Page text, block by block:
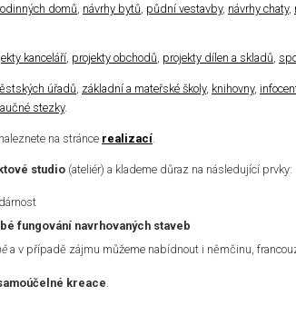
domů návrhy bytů půdní vestavby, návrhy chaty,
kanceláří, projekty obchodů, projekty dílen a skladů,
úřadů, základní a mateřské školy, knihovny,
stezky.
na stránce realizací.
studio (ateliér) a klademe důraz na následující prvky:
fungování navrhovaných staveb
a v případě zájmu můžeme nabídnout i němčinu,
kreace